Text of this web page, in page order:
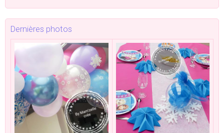
Dernières photos